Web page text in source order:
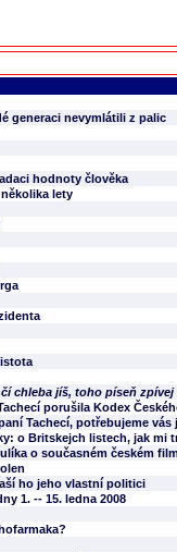
generaci nevymlátili z palic
hodnoty člověka
lety
čí chleba jíš, toho píseň zpívej
porušila Kodex
Tachecí, potřebujeme vás
o Britskejch listech, jak mi
o současném českém
ho jeho vlastní politici
1. -- 15. ledna 2008